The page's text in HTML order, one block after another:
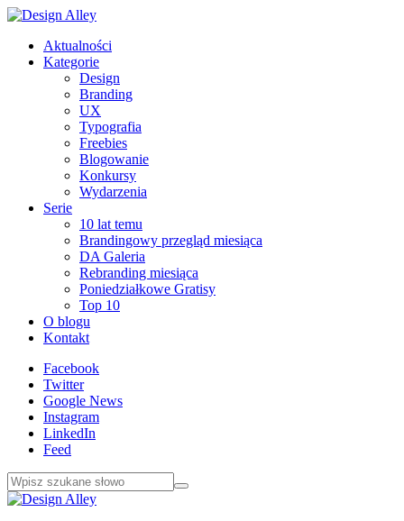
Aktualności
Kategorie
Design
Branding
UX
Typografia
Freebies
Blogowanie
Konkursy
Wydarzenia
Serie
10 lat temu
Brandingowy przegląd miesiąca
DA Galeria
Rebranding miesiąca
Poniedziałkowe Gratisy
Top 10
O blogu
Kontakt
Facebook
Twitter
Google News
Instagram
LinkedIn
Feed